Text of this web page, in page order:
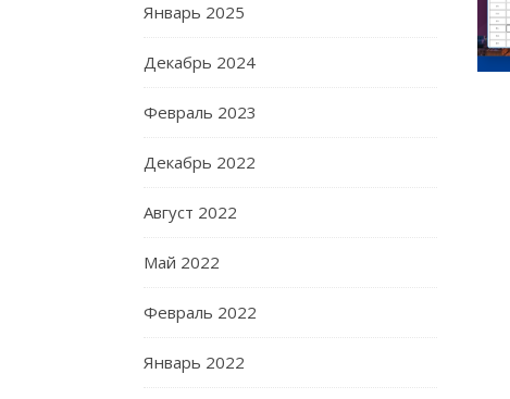
Январь 2025
Декабрь 2024
Февраль 2023
Декабрь 2022
Август 2022
Май 2022
Февраль 2022
Январь 2022